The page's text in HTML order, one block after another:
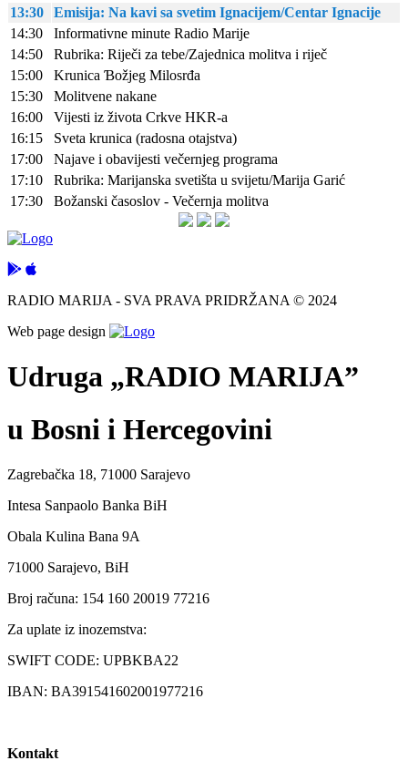
13:30
Emisija: Na kavi sa svetim Ignacijem/Centar Ignacije
14:30
Informativne minute Radio Marije
14:50
Rubrika: Riječi za tebe/Zajednica molitva i riječ
15:00
Krunica Ɓožjeg Milosrđa
15:30
Molitvene nakane
16:00
Vijesti iz života Crkve HKR-a
16:15
Sveta krunica (radosna otajstva)
17:00
Najave i obavijesti večernjeg programa
17:10
Rubrika: Marijanska svetišta u svijetu/Marija Garić
17:30
Božanski časoslov - Večernja molitva
RADIO MARIJA - SVA PRAVA PRIDRŽANA © 2024
Web page design
Udruga „RADIO MARIJA”
u Bosni i Hercegovini
Zagrebačka 18, 71000 Sarajevo
Intesa Sanpaolo Banka BiH
Obala Kulina Bana 9A
71000 Sarajevo, BiH
Broj računa: 154 160 20019 77216
Za uplate iz inozemstva:
SWIFT CODE: UPBKBA22
IBAN: BA391541602001977216
Kontakt